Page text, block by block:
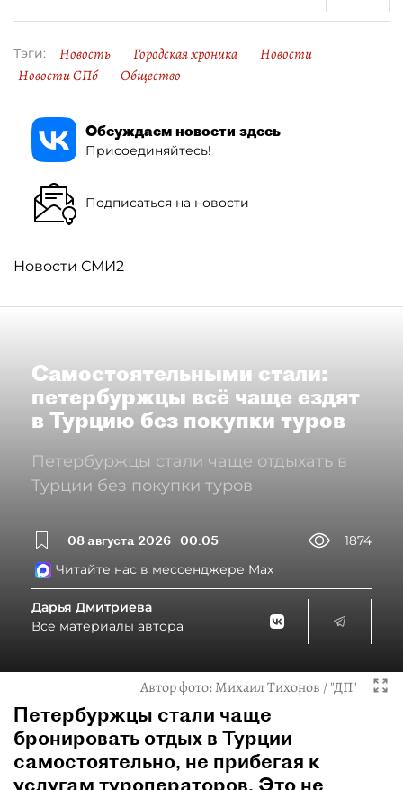
Тэги: Новость Городская хроника
Новости
Новости СПб
Общество
Обсуждаем новости здесь
Присоединяйтесь!
Подписаться на новости
Новости СМИ2
Самостоятельными стали:
петербуржцы всё чаще ездят
в Турцию без покупки туров
Петербуржцы стали чаще отдыхать в
Турции без покупки туров
08 августа 2026 00:05
1874
Читайте нас в мессенджере Max
Дарья Дмитриева
Все материалы автора
Автор фото:Михаил Тихонов / "ДП"
Петербуржцы стали чаще
бронировать отдых в Турции
самостоятельно, не прибегая к
услугам туроператоров. Это не